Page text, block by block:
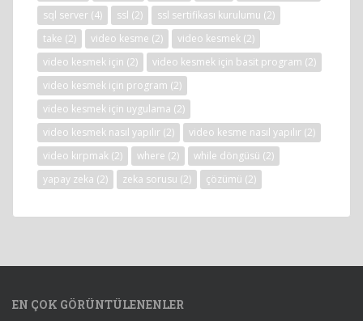
sql server (4) ssl (2) ssl sertifikası kurulumu (2)
take (2) video kesme (2) video kesmek (2)
video kesmek için (2) video kesmek için basit program (2)
video kesmek için program (2)
video kesmek için uygulama (2)
video kesmek nasıl yapılır (2) video kesme nasıl yapılır (2)
video kırpmak (2) where (2) while döngüsü (2)
yapay zeka (2) zeka sorusu (2) çözümü (2)
EN ÇOK GÖRÜNTÜLENENLER